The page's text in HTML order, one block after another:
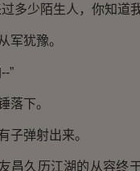
少陌生人，你知道我
犹豫。
”
下。
弹射出来。
久历江湖的从容终于